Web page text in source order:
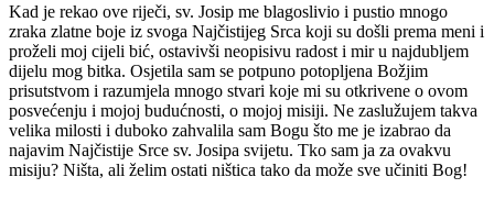
Kad je rekao ove riječi, sv. Josip me blagoslivio i pustio mnogo
zraka zlatne boje iz svoga Najčistijeg Srca koji su došli prema meni i
proželi moj cijeli bić, ostavivši neopisivu radost i mir u najdubljem
dijelu mog bitka. Osjetila sam se potpuno potopljena Božjim
prisutstvom i razumjela mnogo stvari koje mi su otkrivene o ovom
posvećenju i mojoj budućnosti, o mojoj misiji. Ne zaslužujem takva
velika milosti i duboko zahvalila sam Bogu što me je izabrao da
najavim Najčistije Srce sv. Josipa svijetu. Tko sam ja za ovakvu
misiju? Ništa, ali želim ostati ništica tako da može sve učiniti Bog!